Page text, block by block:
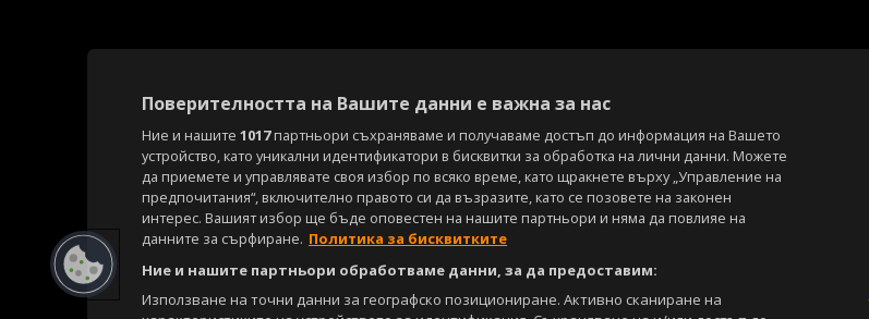
Поверителността на Вашите данни е важна за нас
Ние и нашите 1017партньори съхраняваме и получаваме достъп до информация на Вашето
устройство, като уникални идентификатори в бисквитки за обработка на лични данни. Можете
да приемете и управлявате своя избор по всяко време, като щракнете върху „Управление на
предпочитания“, включително правото си да възразите, като се позовете на законен
интерес. Вашият избор ще бъде оповестен на нашите партньори и няма да повлияе на
данните за сърфиране. Политика за бисквитките
Ние и нашите партньори обработваме данни, за да предоставим:
Използване на точни данни за географско позициониране. Активно сканиране на